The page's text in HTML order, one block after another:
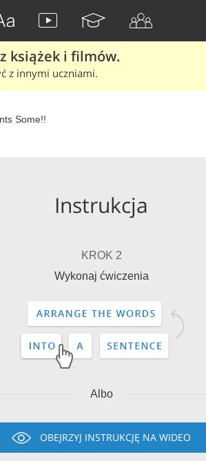
książek i filmów.
z innymi uczniami.
Some!!
Instrukcja
KROK 2
Wykonaj ćwiczenia
Albo
OBEJRZYJ INSTRUKCJĘ NA WIDEO